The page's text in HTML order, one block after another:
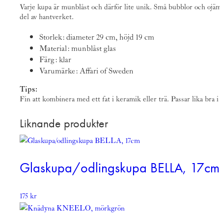
Varje kupa är munblåst och därför lite unik. Små bubblor och
del av hantverket.
Storlek: diameter 29 cm, höjd 19 cm
Material: munblåst glas
Färg: klar
Varumärke:Affari of Sweden
Tips:
Fin att kombinera med ett fat i keramik eller trä. Passar lika bra
Liknande produkter
Glaskupa/odlingskupa BELLA, 17cm
175kr